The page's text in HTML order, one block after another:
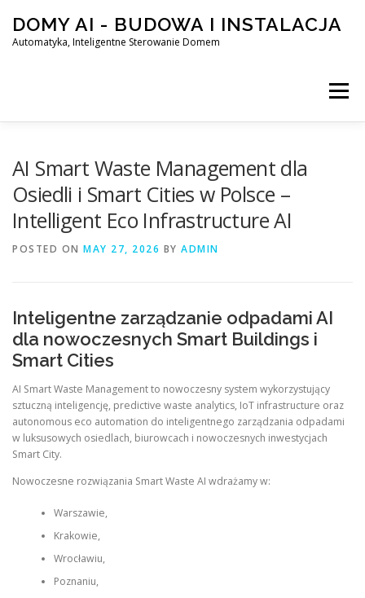
content
DOMY AI - BUDOWA I INSTALACJA
Automatyka, Inteligentne Sterowanie Domem
Menu
SMART DOM AI – AUTOMATYKA, INTELIGENTNE
AI Smart Waste Management dla
Osiedli i Smart Cities w Polsce –
Intelligent Eco Infrastructure AI
POSTED ON MAY 27, 2026 BY ADMIN
Inteligentne zarządzanie odpadami AI
dla nowoczesnych Smart Buildings i
Smart Cities
AI Smart Waste Management to nowoczesny system wykorzystujący
sztuczną inteligencję, predictive waste analytics, IoT infrastructure oraz
autonomous eco automation do inteligentnego zarządzania odpadami
w luksusowych osiedlach, biurowcach i nowoczesnych inwestycjach
Smart City.
Nowoczesne rozwiązania Smart Waste AI wdrażamy w:
Warszawie,
Krakowie,
Wrocławiu,
Poznaniu,